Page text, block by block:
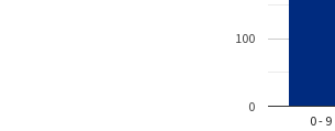
0 - 9
0
100